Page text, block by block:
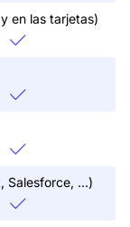
en las tarjetas)
Salesforce, ...)